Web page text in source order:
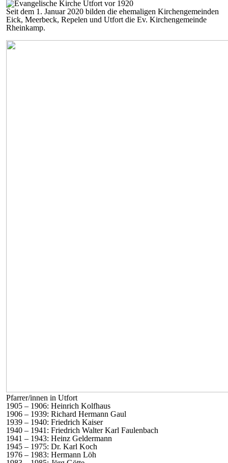
Seit dem 1. Januar 2020 bilden die ehemaligen Kirchengemeinden
Eick, Meerbeck, Repelen und Utfort die Ev. Kirchengemeinde
Rheinkamp.
Pfarrer/innen in Utfort
1905 – 1906: Heinrich Kolfhaus
1906 – 1939: Richard Hermann Gaul
1939 – 1940: Friedrich Kaiser
1940 – 1941: Friedrich Walter Karl Faulenbach
1941 – 1943: Heinz Geldermann
1945 – 1975: Dr. Karl Koch
1976 – 1983: Hermann Löh